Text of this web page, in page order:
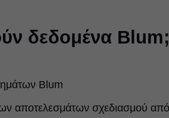
δεδομένα Blum;
Blum
αποτελεσμάτων σχεδιασμού από